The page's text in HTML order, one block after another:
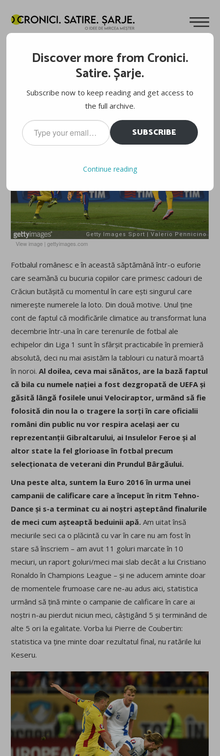
DECÂT ELIMINAȚI ȘI BĂTUȚI, MAI BINE CALIFICAȚI ȘI
CÂȘTIGĂTORI
View image |gettyimages.com
Fotbalul românesc e în această săptămână într-o euforie
care seamănă cu bucuria copiilor care primesc cadouri de
Crăciun butășită cu momentul în care ești singurul care
nimerește numerele la loto. Din două motive. Unul ține
cont de faptul că modificările climatice au transformat luna
decembrie într-una în care terenurile de fotbal ale
echipelor din Liga 1 sunt în sfârșit practicabile în premieră
absolută, deci nu mai asistăm la tablouri cu natură moartă
în noroi.Al doilea, ceva mai sănătos, are la bază faptul
că bila cu numele nației a fost dezgropată de UEFA și
găsită lângă fosilele unui Velociraptor, urmând să fie
folosită din nou la o tragere la sorți în care oficialii
români din public nu vor respira același aer cu
reprezentanții Gibraltarului, ai Insulelor Feroe și al
altor state la fel glorioase în fotbal precum
selecționata de veterani din Prundul Bârgăului.
Una peste alta, suntem la Euro 2016 în urma unei
campanii de calificare care a început în ritm Tehno-
Dance și s-a terminat cu ai noștri așteptând finalurile
de meci cum așteaptă beduinii apă. Am uitat însă
meciurile seci ca o plăcintă cu var în care nu am fost în
stare să înscriem – am avut 11 goluri marcate în 10
meciuri, un raport goluri/meci mai slab decât a lui Cristiano
Ronaldo în Champions League – și ne aducem aminte doar
de momentele frumoase care ne-au adus aici, statistica
urmând să țină minte o campanie de calificare în care ai
noștri n-au pierdut niciun meci, câștigând 5 și terminând de
alte 5 ori la egalitate. Vorba lui Pierre de Coubertin:
statistica va ține minte doar rezultatul final, nu ratările lui
Keseru.
Discover more from Cronici.
Satire. Șarje.
Subscribe now to keep reading and get access to
the full archive.
Type
your
email…
SUBSCRIBE
Continue reading